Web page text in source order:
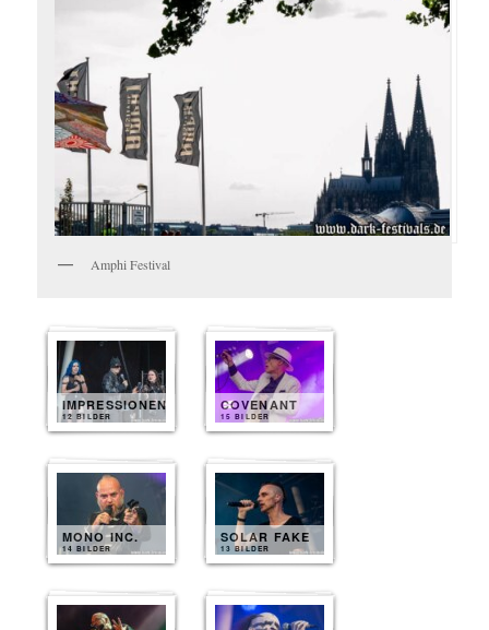
Amphi Festival
IMPRESSIONEN
12 BILDER
COVENANT
15 BILDER
MONO INC.
14 BILDER
SOLAR FAKE
13 BILDER